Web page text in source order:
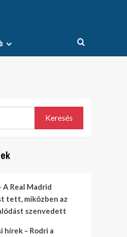
Keresés
Real Madrid
tett, miközben az
szenvedett
hírek – Rodri a